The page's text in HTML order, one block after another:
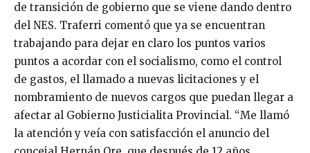
de transición de gobierno que se viene dando dentro
del NES. Traferri comentó que ya se encuentran
trabajando para dejar en claro los puntos varios
puntos a acordar con el socialismo, como el control
de gastos, el llamado a nuevas licitaciones y el
nombramiento de nuevos cargos que puedan llegar a
afectar al Gobierno Justicialita Provincial. “Me llamó
la atención y veía con satisfacción el anuncio del